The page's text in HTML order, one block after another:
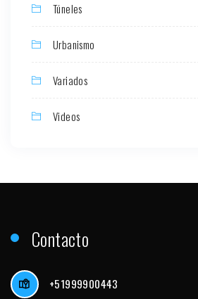
Túneles
Urbanismo
Variados
Videos
Contacto
+51999900443